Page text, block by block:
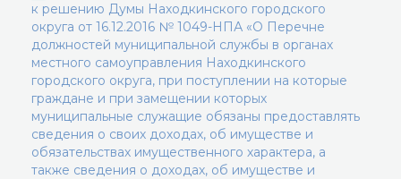
к решению Думы Находкинского городского
округа от 16.12.2016 № 1049-НПА «О Перечне
должностей муниципальной службы в органах
местного самоуправления Находкинского
городского округа, при поступлении на которые
граждане и при замещении которых
муниципальные служащие обязаны предоставлять
сведения о своих доходах, об имуществе и
обязательствах имущественного характера, а
также сведения о доходах, об имуществе и